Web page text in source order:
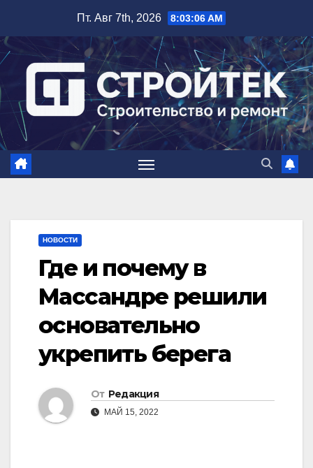
содержимому
Пт. Авг 7th, 2026 8:03:07 AM
НОВОСТИ
Где и почему в
Массандре решили
основательно
укрепить берега
От Редакция
МАЙ 15, 2022